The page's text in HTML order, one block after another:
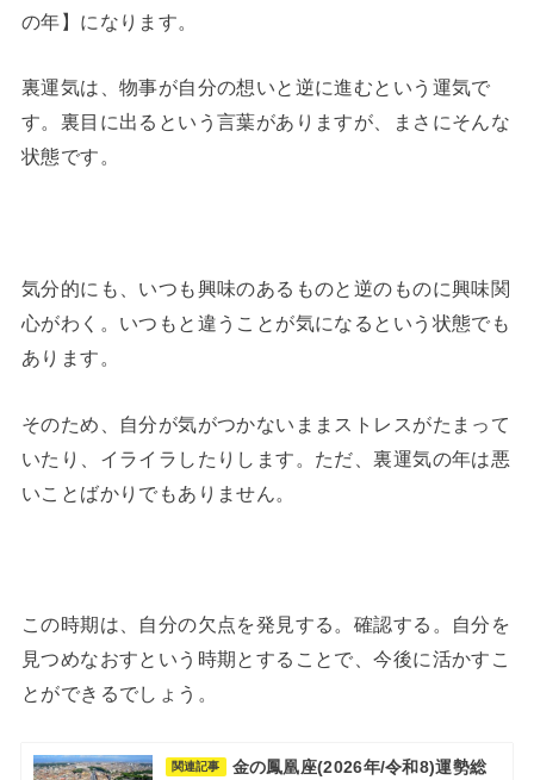
の年】になります。
裏運気は、物事が自分の想いと逆に進むという運気で
す。裏目に出るという言葉がありますが、まさにそんな
状態です。
気分的にも、いつも興味のあるものと逆のものに興味関
心がわく。いつもと違うことが気になるという状態でも
あります。
そのため、自分が気がつかないままストレスがたまって
いたり、イライラしたりします。ただ、裏運気の年は悪
いことばかりでもありません。
この時期は、自分の欠点を発見する。確認する。自分を
見つめなおすという時期とすることで、今後に活かすこ
とができるでしょう。
関連記事
金の鳳凰座(2026年/令和8)運勢総